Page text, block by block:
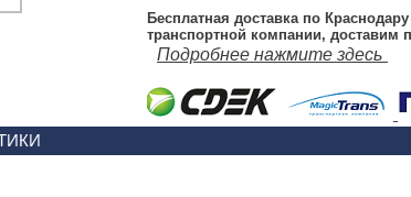
Бесплатная доставка по
транспортной компании,
Подробнее нажмите здесь